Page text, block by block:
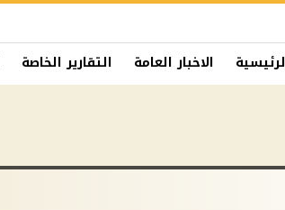
الاخبار العامة التقارير الخاصة